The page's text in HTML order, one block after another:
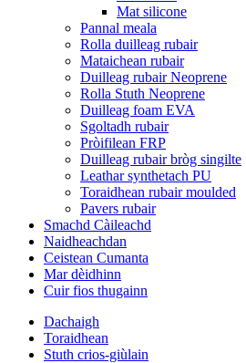
Mat silicone
Pannal meala
Rolla duilleag rubair
Mataichean rubair
Duilleag rubair Neoprene
Rolla Stuth Neoprene
Duilleag foam EVA
Sgoltadh rubair
Pròifilean FRP
Duilleag rubair bròg singilte
Leathar synthetach PU
Toraidhean rubair moulded
Pavers rubair
Smachd Càileachd
Naidheachdan
Ceistean Cumanta
Mar dèidhinn
Cuir fios thugainn
Dachaigh
Toraidhean
Stuth crios-giùlain